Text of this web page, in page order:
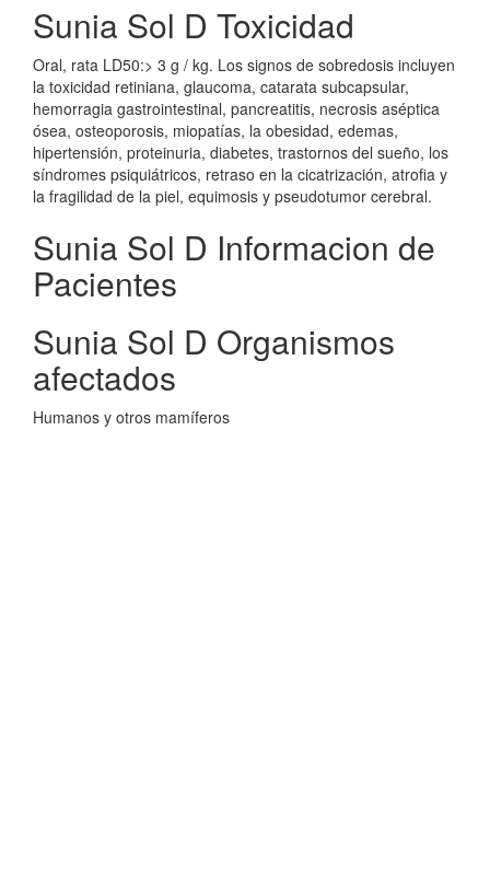
Sunia Sol D Toxicidad
Oral, rata LD50:> 3 g / kg. Los signos de sobredosis incluyen
la toxicidad retiniana, glaucoma, catarata subcapsular,
hemorragia gastrointestinal, pancreatitis, necrosis aséptica
ósea, osteoporosis, miopatías, la obesidad, edemas,
hipertensión, proteinuria, diabetes, trastornos del sueño, los
síndromes psiquiátricos, retraso en la cicatrización, atrofia y
la fragilidad de la piel, equimosis y pseudotumor cerebral.
Sunia Sol D Informacion de
Pacientes
Sunia Sol D Organismos
afectados
Humanos y otros mamíferos